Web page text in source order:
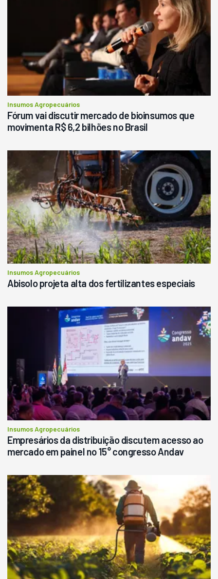
R$ 145.000
Consultar
Insumos Agropecuários
Fórum vai discutir mercado de bioinsumos que
movimenta R$ 6,2 bilhões no Brasil
Insumos Agropecuários
Abisolo projeta alta dos fertilizantes especiais
Insumos Agropecuários
Empresários da distribuição discutem acesso ao
mercado em painel no 15° congresso Andav